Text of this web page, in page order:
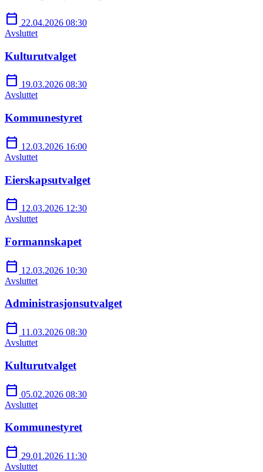
calendar_today 22.04.2026 08:30
Avsluttet
Kulturutvalget
calendar_today 19.03.2026 08:30
Avsluttet
Kommunestyret
calendar_today 12.03.2026 16:00
Avsluttet
Eierskapsutvalget
calendar_today 12.03.2026 12:30
Avsluttet
Formannskapet
calendar_today 12.03.2026 10:30
Avsluttet
Administrasjonsutvalget
calendar_today 11.03.2026 08:30
Avsluttet
Kulturutvalget
calendar_today 05.02.2026 08:30
Avsluttet
Kommunestyret
calendar_today 29.01.2026 11:30
Avsluttet